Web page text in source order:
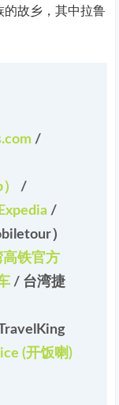
故乡，其中拉鲁
/
/
Expedia /
）
高铁官方
/ 台湾捷
(开饭喇)